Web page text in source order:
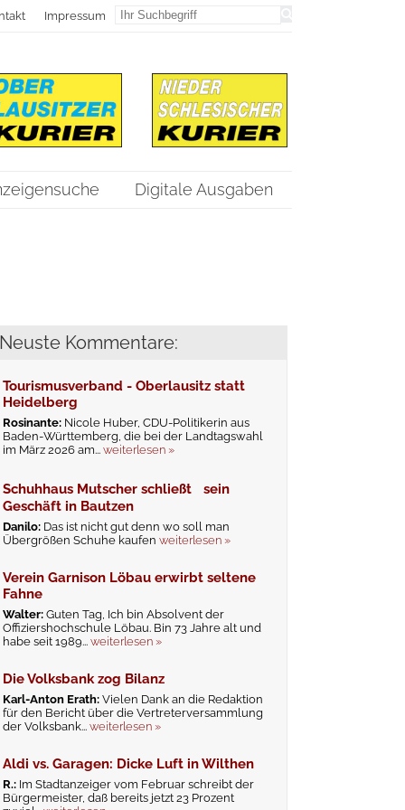
Impressum
Digitale Ausgaben
Neuste Kommentare:
Tourismusverband - Oberlausitz statt
Heidelberg
Rosinante: Nicole Huber, CDU-Politikerin aus
Baden-Württemberg, die bei der Landtagswahl
im März 2026 am...weiterlesen »
Schuhhaus Mutscher schließt sein
Geschäft in Bautzen
Danilo: Das ist nicht gut denn wo soll man
Übergrößen Schuhe kaufenweiterlesen »
Verein Garnison Löbau erwirbt seltene
Fahne
Walter:Guten Tag, Ich bin Absolvent der
Offiziershochschule Löbau. Bin 73 Jahre alt und
habe seit 1989...weiterlesen »
Die Volksbank zog Bilanz
Karl-Anton Erath:Vielen Dank an die Redaktion
für den Bericht über die Vertreterversammlung
der Volksbank...weiterlesen »
Aldi vs. Garagen: Dicke Luft in Wilthen
R.: Im Stadtanzeiger vom Februar schreibt der
Bürgermeister, daß bereits jetzt 23 Prozent